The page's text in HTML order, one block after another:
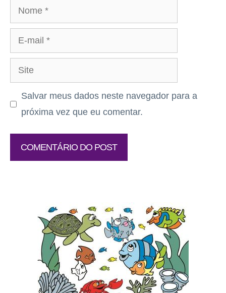
Nome
mail
Site
Salvar meus dados neste navegador para a
próxima vez que eu comentar.